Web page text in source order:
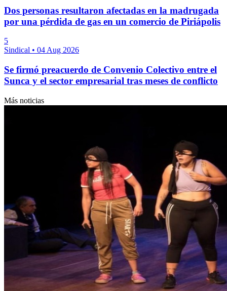
Dos personas resultaron afectadas en la madrugada
por una pérdida de gas en un comercio de Piriápolis
5
Sindical • 04 Aug 2026
Se firmó preacuerdo de Convenio Colectivo entre el
Sunca y el sector empresarial tras meses de conflicto
Más noticias